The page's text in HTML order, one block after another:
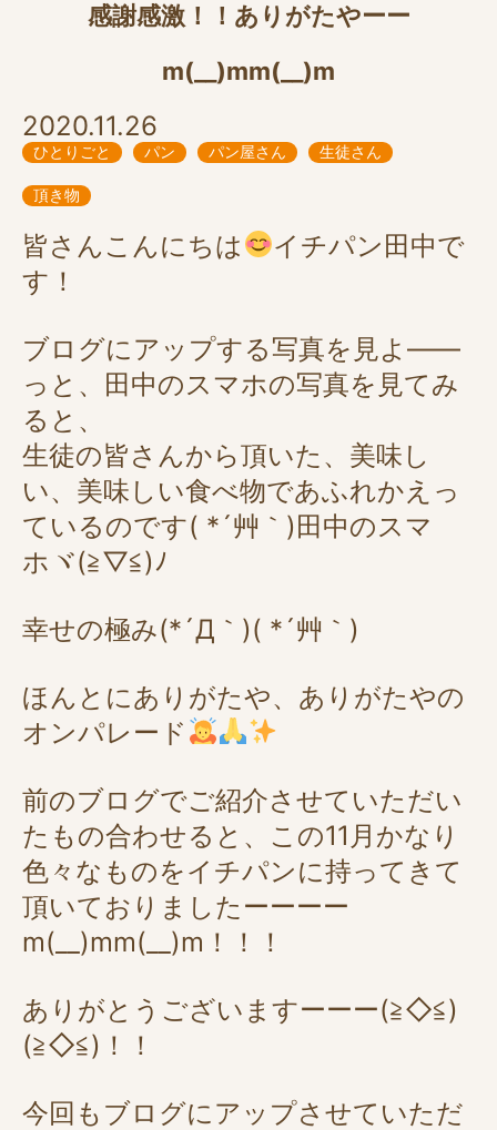
感謝感激！！ありがたやーー
m(__)mm(__)m
2020.11.26
ひとりごと パン パン屋さん 生徒さん
頂き物
皆さんこんにちは
イチパン田中で
す！
ブログにアップする写真を見よ――
っと、田中のスマホの写真を見てみ
ると、
生徒の皆さんから頂いた、美味し
い、美味しい食べ物であふれかえっ
ているのです( *´艸｀)田中のスマ
ホヾ(≧▽≦)ﾉ
幸せの極み(*´Д｀)( *´艸｀)
ほんとにありがたや、ありがたやの
オンパレード
前のブログでご紹介させていただい
たもの合わせると、この11月かなり
色々なものをイチパンに持ってきて
頂いておりましたーーーー
m(__)mm(__)m！！！
ありがとうございますーーー(≧◇≦)
(≧◇≦)！！
今回もブログにアップさせていただ